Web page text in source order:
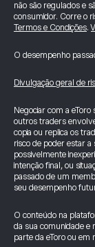
não são regulados e
consumidor. Corre o
Termos e Condições.
O desempenho
Divulgação geral de
Negociar com a
outros traders
copia ou replica os
risco de poder estar a
possivelmente
intenção final, ou
passado de um
seu desempenho
O conteúdo na
da sua comunidade e
parte da eToro ou